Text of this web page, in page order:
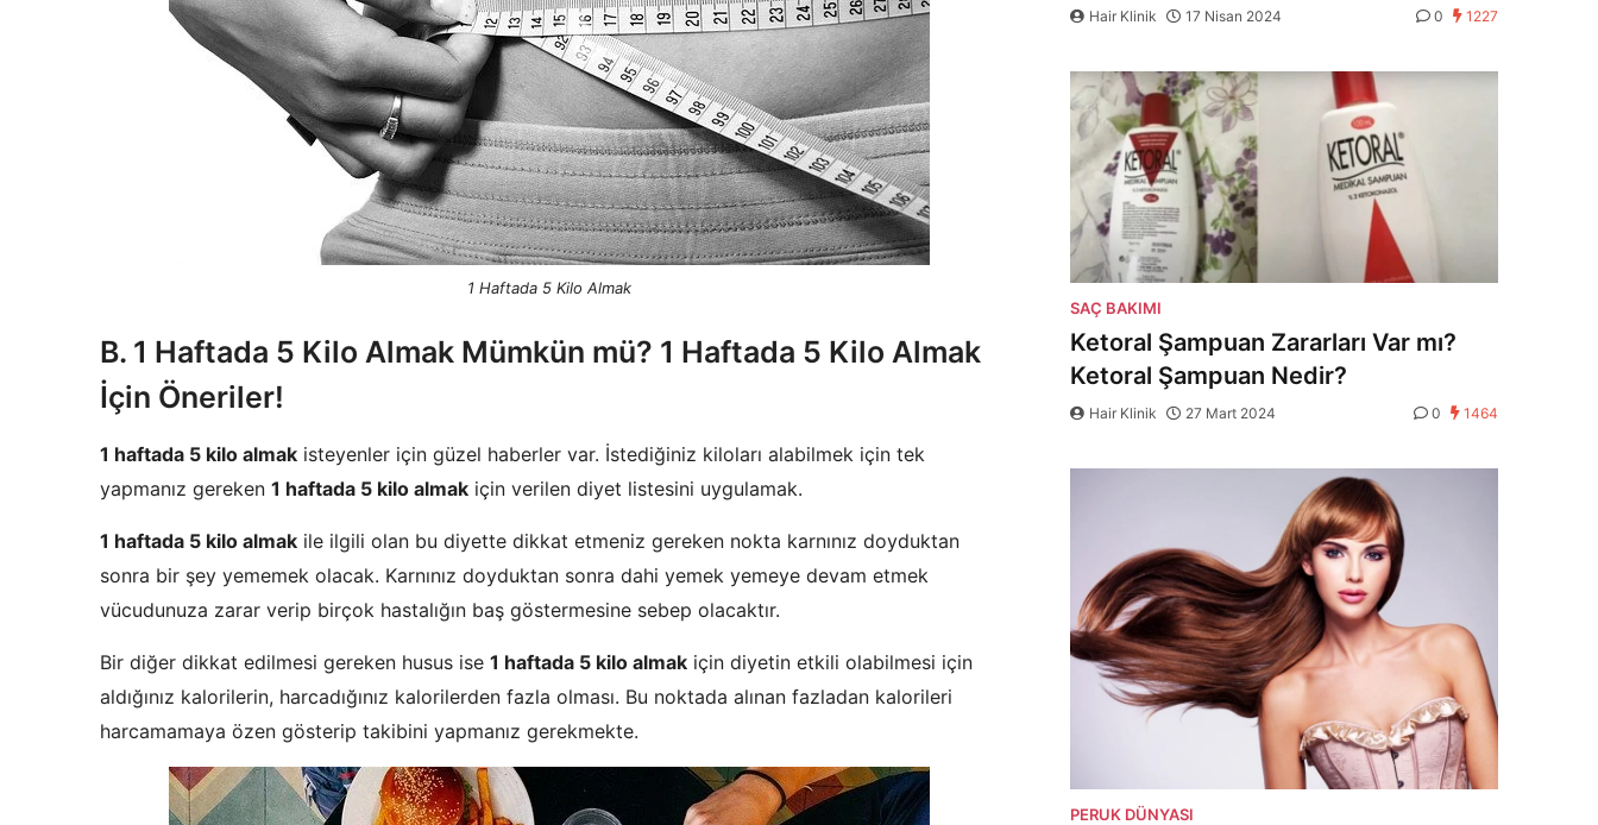
1 Haftada 5 Kilo Almak
B. 1 Haftada 5 Kilo Almak Mümkün mü? 1 Haftada 5 Kilo Almak
İçin Öneriler!
1 haftada 5 kilo almak isteyenler için güzel haberler var. İstediğiniz kiloları alabilmek için tek
yapmanız gereken 1 haftada 5 kilo almak için verilen diyet listesini uygulamak.
1 haftada 5 kilo almak ile ilgili olan bu diyette dikkat etmeniz gereken nokta karnınız doyduktan
sonra bir şey yememek olacak. Karnınız doyduktan sonra dahi yemek yemeye devam etmek
vücudunuza zarar verip birçok hastalığın baş göstermesine sebep olacaktır.
Bir diğer dikkat edilmesi gereken husus ise 1 haftada 5 kilo almak için diyetin etkili olabilmesi için
aldığınız kalorilerin, harcadığınız kalorilerden fazla olması. Bu noktada alınan fazladan kalorileri
harcamamaya özen gösterip takibini yapmanız gerekmekte.
Hair Klinik 17 Nisan 2024 0 1227
SAÇ BAKIMI
Ketoral Şampuan Zararları Var mı?
Ketoral Şampuan Nedir?
Hair Klinik 27 Mart 2024 0 1464
PERUK DÜNYASI